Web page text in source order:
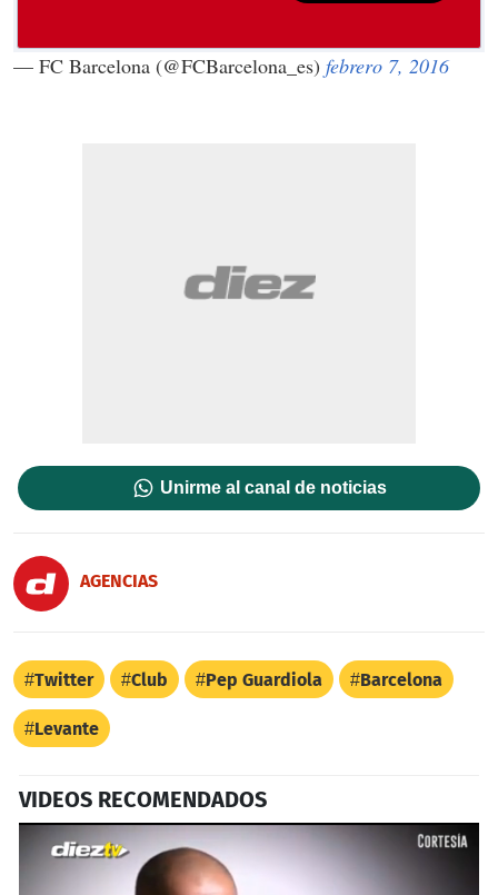
— FC Barcelona (@FCBarcelona_es) febrero 7, 2016
Unirme al canal de noticias
AGENCIAS
Twitter Club Pep Guardiola Barcelona
Levante
VIDEOS RECOMENDADOS